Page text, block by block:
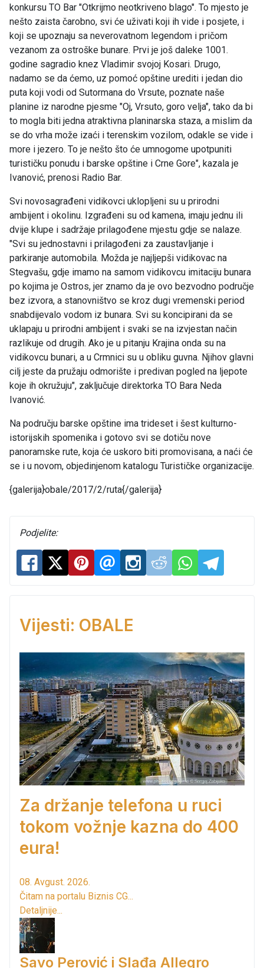
konkursu TO Bar "Otkrijmo neotkriveno blago". To mjesto je
nešto zaista čarobno, svi će uživati koji ih vide i posjete, i
koji se upoznaju sa neverovatnom legendom i pričom
vezanom za ostroške bunare. Prvi je još daleke 1001.
godine sagradio knez Vladimir svojoj Kosari. Drugo,
nadamo se da ćemo, uz pomoć opštine urediti i jedan dio
puta koji vodi od Sutormana do Vrsute, poznate naše
planine iz narodne pjesme "Oj, Vrsuto, goro velja", tako da bi
to mogla biti jedna atraktivna planinarska staza, a mislim da
se do vrha može izaći i terenskim vozilom, odakle se vide i
more i jezero. To je nešto što će umnogome upotpuniti
turističku ponudu i barske opštine i Crne Gore", kazala je
Ivanović, prenosi Radio Bar.
Svi novosagrađeni vidikovci uklopljeni su u prirodni
ambijent i okolinu. Izgrađeni su od kamena, imaju jednu ili
dvije klupe i sadržaje prilagođene mjestu gdje se nalaze.
"Svi su jednostavni i prilagođeni za zaustavljanje i
parkiranje automobila. Možda je najljepši vidikovac na
Stegvašu, gdje imamo na samom vidikovcu imitaciju bunara
po kojima je Ostros, jer znamo da je ovo bezvodno područje
bez izvora, a stanovništvo se kroz dugi vremenski period
snabdijevalo vodom iz bunara. Svi su koncipirani da se
uklapaju u prirodni ambijent i svaki se na izvjestan način
razlikuje od drugih. Ako je u pitanju Krajina onda su na
vidikovcu bunari, a u Crmnici su u obliku guvna. Njihov glavni
cilj jeste da pružaju odmorište i predivan pogled na ljepote
koje ih okružuju", zaključuje direktorka TO Bara Neda
Ivanović.
Na području barske opštine ima trideset i šest kulturno-
istorijskih spomenika i gotovo svi se dotiču nove
panoramske rute, koja će uskoro biti promovisana, a naći će
se i u novom, objedinjenom katalogu Turističke organizacije.
{galerija}obale/2017/2/ruta{/galerija}
Podjelite:
Vijesti: OBALE
Za držanje telefona u ruci
tokom vožnje kazna do 400
eura!
08. Avgust. 2026.
Čitam na portalu Biznis CG...
Detaljnije...
Savo Perović i Slađa Allegro